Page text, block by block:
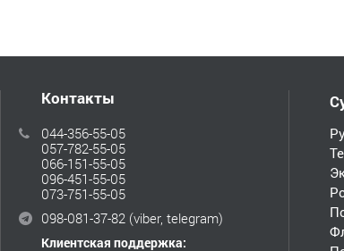
Контакты
044-356-55-05
057-782-55-05
066-151-55-05
096-451-55-05
073-751-55-05
098-081-37-82(viber, telegram)
Клиентская поддержка: